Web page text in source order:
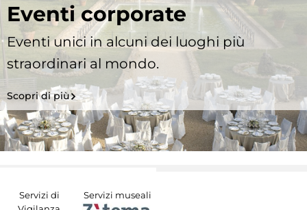
Eventi corporate
Eventi unici in alcuni dei luoghi più
straordinari al mondo.
Scopri di più
Servizi di
Servizi museali